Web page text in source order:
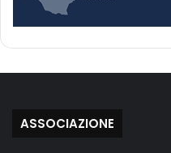
ASSOCIAZIONE